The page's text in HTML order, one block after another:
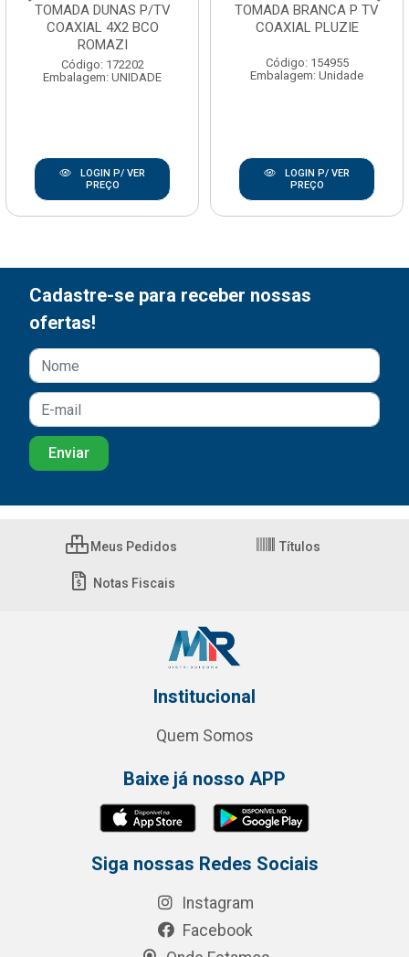
TOMADA DUNAS P/TV
COAXIAL 4X2 BCO
ROMAZI
Código: 172202
Embalagem: UNIDADE
LOGIN P/ VER
PREÇO
TOMADA BRANCA P TV
COAXIAL PLUZIE
Código: 154955
Embalagem: Unidade
LOGIN P/ VER
PREÇO
Cadastre-se para receber nossas
ofertas!
Meus Pedidos Títulos
Notas Fiscais
Institucional
Quem Somos
Baixe já nosso APP
Siga nossas Redes Sociais
Instagram
Facebook